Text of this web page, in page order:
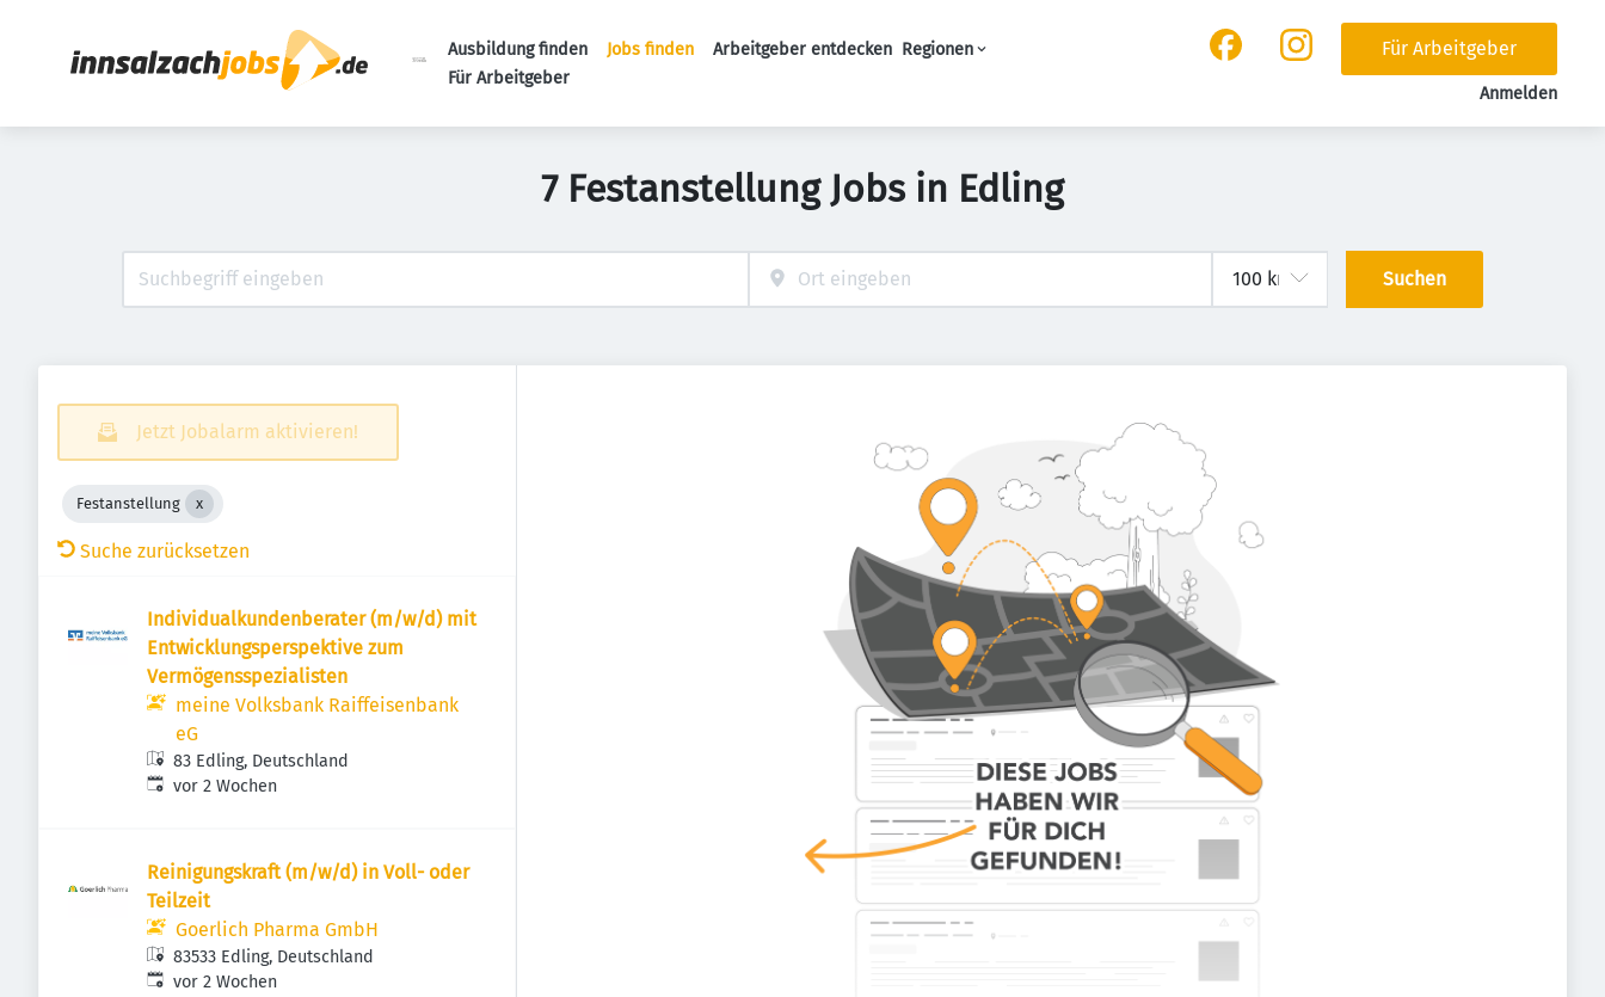
Ausbildung finden Jobs finden Arbeitgeber entdecken Regionen
Für Arbeitgeber
Für Arbeitgeber
Anmelden
7 Festanstellung Jobs in Edling
Suchen
Jetzt Jobalarm aktivieren!
Festanstellung
Suche zurücksetzen
Individualkundenberater (m/w/d) mit
Entwicklungsperspektive zum
Vermögensspezialisten
meine Volksbank Raiffeisenbank
eG
83 Edling, Deutschland
Veröffentlicht:
vor 2 Wochen
Reinigungskraft (m/w/d) in Voll- oder
Teilzeit
Goerlich Pharma GmbH
83533 Edling, Deutschland
Veröffentlicht:
vor 2 Wochen